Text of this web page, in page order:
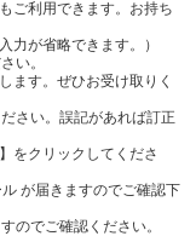
利用できます。お持ち
が省略できます。）
い。
。ぜひお受け取りく
さい。誤記があれば訂正
クリックしてくださ
届きますのでご確認下
のでご確認ください。